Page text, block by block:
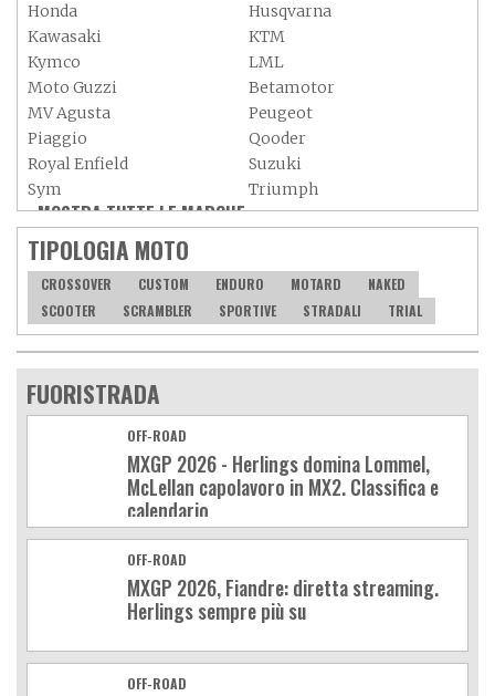
Honda
Husqvarna
Kawasaki
KTM
Kymco
LML
Moto Guzzi
Betamotor
MV Agusta
Peugeot
Piaggio
Qooder
Royal Enfield
Suzuki
Sym
Triumph
Vespa
Yamaha
Adiva
Aeon
Axy
Baotian
MOSTRA TUTTE LE MARCHE »
TIPOLOGIA MOTO
CROSSOVER CUSTOM ENDURO MOTARD
NAKED
SCOOTER
SCRAMBLER SPORTIVE STRADALI TRIAL
FUORISTRADA
OFF-ROAD
MXGP 2026 - Herlings domina Lommel,
McLellan capolavoro in MX2. Classifica e
calendario
OFF-ROAD
MXGP 2026, Fiandre: diretta streaming.
Herlings sempre più su
OFF-ROAD